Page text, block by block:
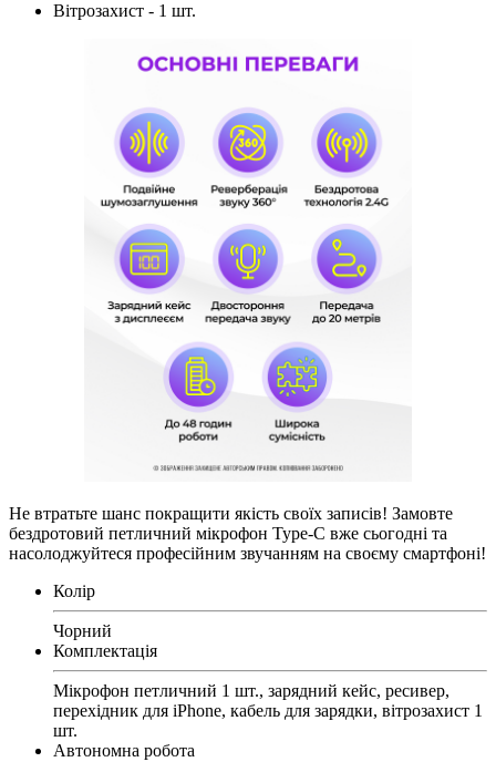
Вітрозахист - 1 шт.
Не втратьте шанс покращити якість своїх записів! Замовте
бездротовий петличний мікрофон Type-C вже сьогодні та
насолоджуйтеся професійним звучанням на своєму смартфоні!
Колір
Чорний
Комплектація
Мікрофон петличний 1 шт., зарядний кейс, ресивер,
перехідник для iPhone, кабель для зарядки, вітрозахист 1
шт.
Автономна робота